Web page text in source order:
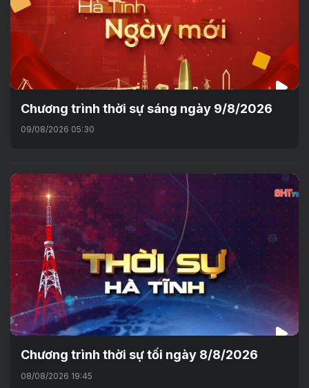
Chương trình thời sự sáng ngày 9/8/2026
09/08/2026 05:30
Chương trình thời sự tối ngày 8/8/2026
08/08/2026 19:45